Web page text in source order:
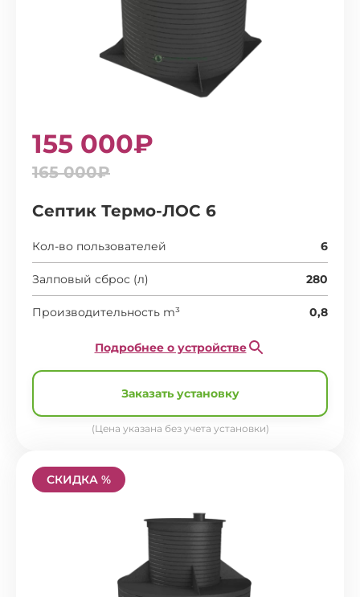
155 000₽
165 000₽
Септик Термо-ЛОС 6
Кол-во пользователей 6
Залповый сброс (л) 280
Производительность m³ 0,8
Подробнее о устройстве
Заказать установку
(Цена указана без учета установки)
СКИДКА %